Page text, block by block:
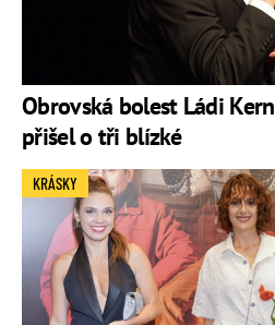
Obrovská bolest Ládi
přišel o tři blízké
KRÁSKY